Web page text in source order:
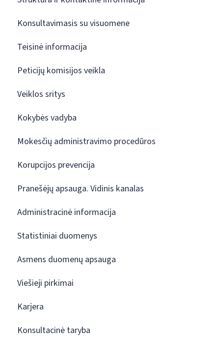
Konsultavimasis su visuomene
Teisinė informacija
Peticijų komisijos veikla
Veiklos sritys
Kokybės vadyba
Mokesčių administravimo procedūros
Korupcijos prevencija
Pranešėjų apsauga. Vidinis kanalas
Administracinė informacija
Statistiniai duomenys
Asmens duomenų apsauga
Viešieji pirkimai
Karjera
Konsultacinė taryba